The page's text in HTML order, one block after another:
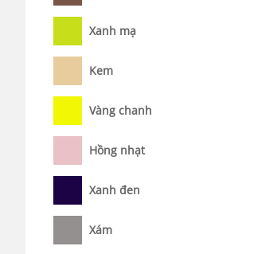
Xanh mạ
Kem
Vàng chanh
Hồng nhạt
Xanh đen
Xám